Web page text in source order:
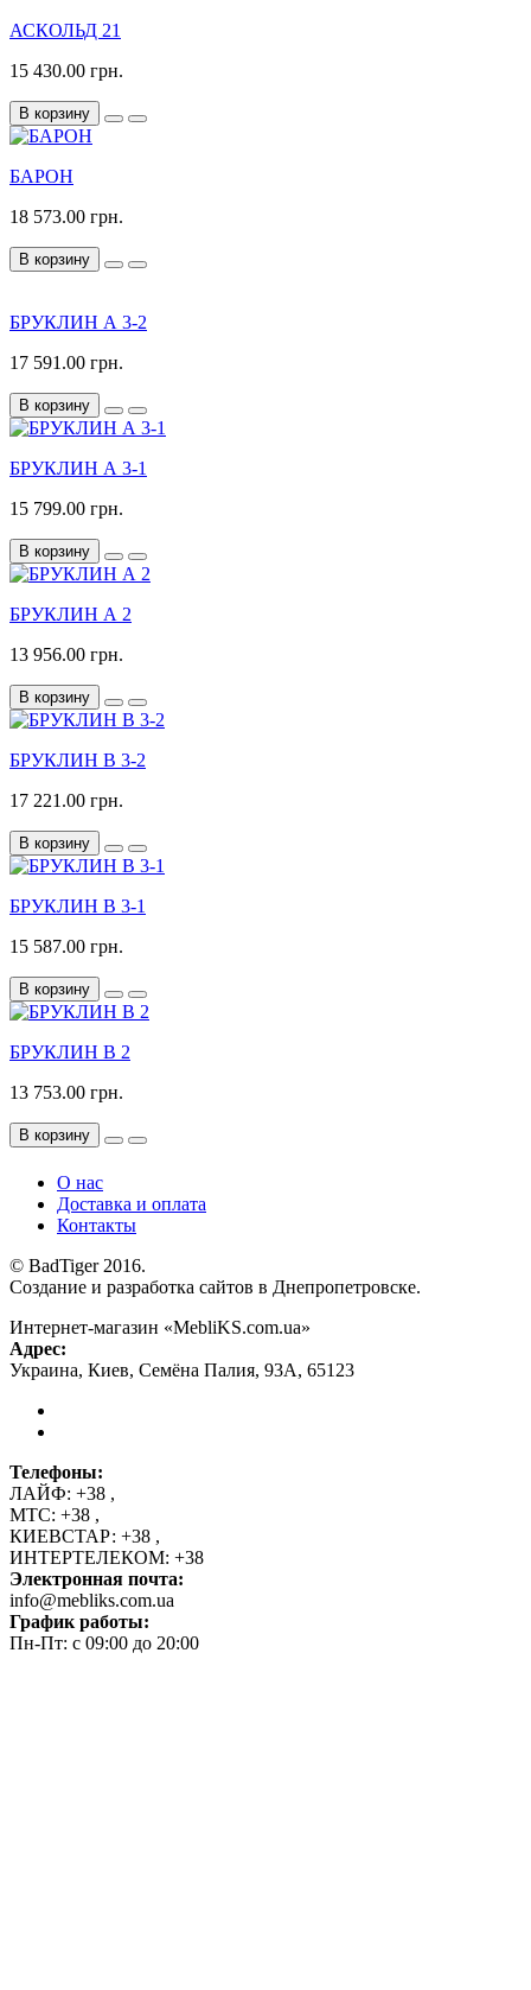
АСКОЛЬД 21
15 430.00 грн.
В корзину
БАРОН
18 573.00 грн.
В корзину
БРУКЛИН А 3-2
17 591.00 грн.
В корзину
БРУКЛИН А 3-1
15 799.00 грн.
В корзину
БРУКЛИН А 2
13 956.00 грн.
В корзину
БРУКЛИН В 3-2
17 221.00 грн.
В корзину
БРУКЛИН В 3-1
15 587.00 грн.
В корзину
БРУКЛИН В 2
13 753.00 грн.
В корзину
О нас
Доставка и оплата
Контакты
© BadTiger 2016.
Создание и разработка сайтов в Днепропетровске.
Интернет-магазин «MebliKS.com.ua»
Адрес:
Украина, Киев, Семёна Палия, 93А, 65123
Телефоны:
ЛАЙФ: +38 ,
МТС: +38 ,
КИЕВСТАР: +38 ,
ИНТЕРТЕЛЕКОМ: +38
Электронная почта:
info@mebliks.com.ua
График работы:
Пн-Пт: с 09:00 до 20:00